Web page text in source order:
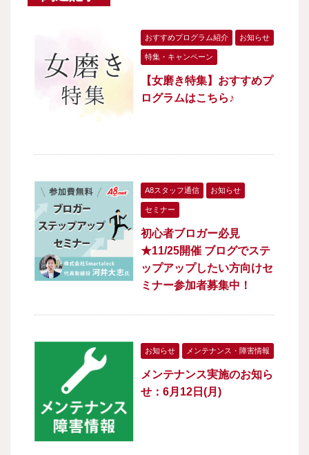
おすすめプログラム紹介 お知らせ
特集・キャンペーン
【女磨き特集】おすすめプ
ログラムはこちら♪
A8スタッフ通信 お知らせ
セミナー
初心者ブロガー必見
★11/25開催 ブログでステ
ップアップしたい方向けセ
ミナー参加者募集中！
お知らせ メンテナンス・障害情報
メンテナンス実施のお知ら
せ：6月12日(月)